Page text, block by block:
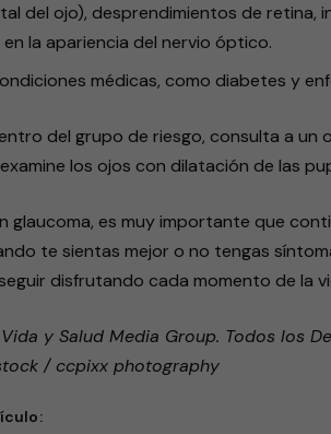
del ojo), desprendimientos de retina,
la apariencia del nervio óptico.
médicas, como diabetes y
del grupo de riesgo, consulta a un
los ojos con dilatación de las
glaucoma, es muy importante que
te sientas mejor o no tengas
disfrutando cada momento de la
y Salud Media Group. Todos los
/ ccpixx photography